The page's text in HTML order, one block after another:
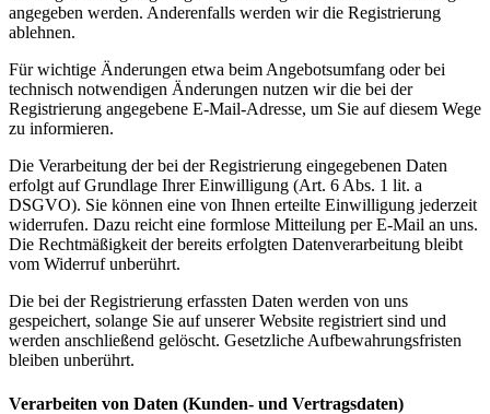
angegeben werden. Anderenfalls werden wir die Registrierung
ablehnen.
Für wichtige Änderungen etwa beim Angebotsumfang oder bei
technisch notwendigen Änderungen nutzen wir die bei der
Registrierung angegebene E-Mail-Adresse, um Sie auf diesem Wege
zu informieren.
Die Verarbeitung der bei der Registrierung eingegebenen Daten
erfolgt auf Grundlage Ihrer Einwilligung (Art. 6 Abs. 1 lit. a
DSGVO). Sie können eine von Ihnen erteilte Einwilligung jederzeit
widerrufen. Dazu reicht eine formlose Mitteilung per E-Mail an uns.
Die Rechtmäßigkeit der bereits erfolgten Datenverarbeitung bleibt
vom Widerruf unberührt.
Die bei der Registrierung erfassten Daten werden von uns
gespeichert, solange Sie auf unserer Website registriert sind und
werden anschließend gelöscht. Gesetzliche Aufbewahrungsfristen
bleiben unberührt.
Verarbeiten von Daten (Kunden- und Vertragsdaten)